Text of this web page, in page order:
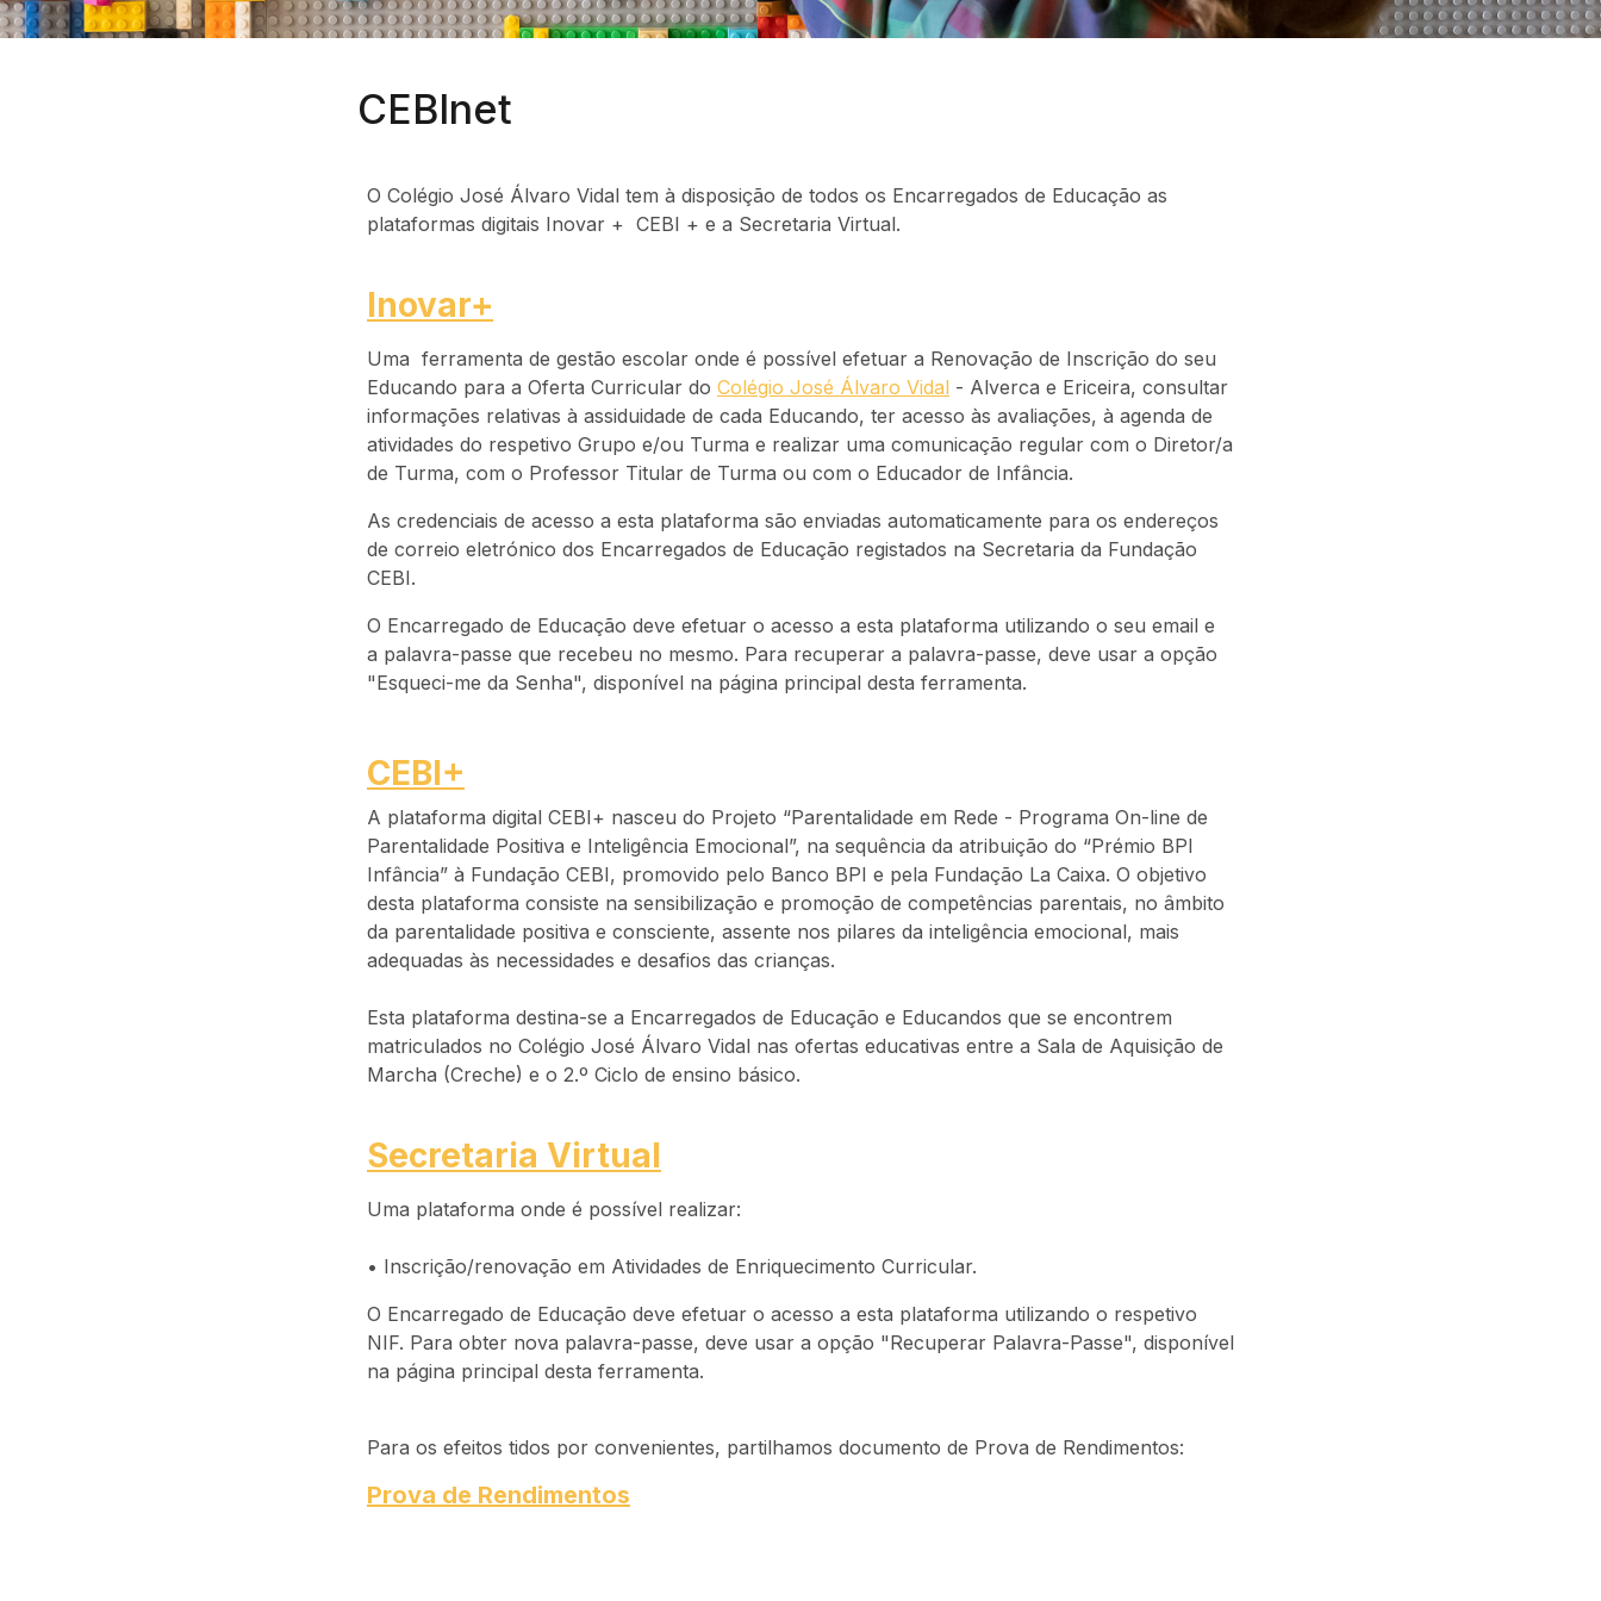
CEBInet
O Colégio José Álvaro Vidal tem à disposição de todos os Encarregados de Educação as
plataformas digitais Inovar + CEBI + e a Secretaria Virtual.
Inovar+
Uma ferramenta de gestão escolar onde é possível efetuar a Renovação de Inscrição do seu
Educando para a Oferta Curricular do Colégio José Álvaro Vidal - Alverca e Ericeira, consultar
informações relativas à assiduidade de cada Educando, ter acesso às avaliações, à agenda de
atividades do respetivo Grupo e/ou Turma e realizar uma comunicação regular com o Diretor/a
de Turma, com o Professor Titular de Turma ou com o Educador de Infância.
As credenciais de acesso a esta plataforma são enviadas automaticamente para os endereços
de correio eletrónico dos Encarregados de Educação registados na Secretaria da Fundação
CEBI.
O Encarregado de Educação deve efetuar o acesso a esta plataforma utilizando o seu email e
a palavra-passe que recebeu no mesmo. Para recuperar a palavra-passe, deve usar a opção
"Esqueci-me da Senha", disponível na página principal desta ferramenta.
CEBI+
A plataforma digital CEBI+ nasceu do Projeto “Parentalidade em Rede - Programa On-line de
Parentalidade Positiva e Inteligência Emocional”, na sequência da atribuição do “Prémio BPI
Infância” à Fundação CEBI, promovido pelo Banco BPI e pela Fundação La Caixa. O objetivo
desta plataforma consiste na sensibilização e promoção de competências parentais, no âmbito
da parentalidade positiva e consciente, assente nos pilares da inteligência emocional, mais
adequadas às necessidades e desafios das crianças.
Esta plataforma destina-se a Encarregados de Educação e Educandos que se encontrem
matriculados no Colégio José Álvaro Vidal nas ofertas educativas entre a Sala de Aquisição de
Marcha (Creche) e o 2.º Ciclo de ensino básico.
Secretaria Virtual
Uma plataforma onde é possível realizar:
• Inscrição/renovação em Atividades de Enriquecimento Curricular.
O Encarregado de Educação deve efetuar o acesso a esta plataforma utilizando o respetivo
NIF. Para obter nova palavra-passe, deve usar a opção "Recuperar Palavra-Passe", disponível
na página principal desta ferramenta.
Para os efeitos tidos por convenientes, partilhamos documento de Prova de Rendimentos:
Prova de Rendimentos